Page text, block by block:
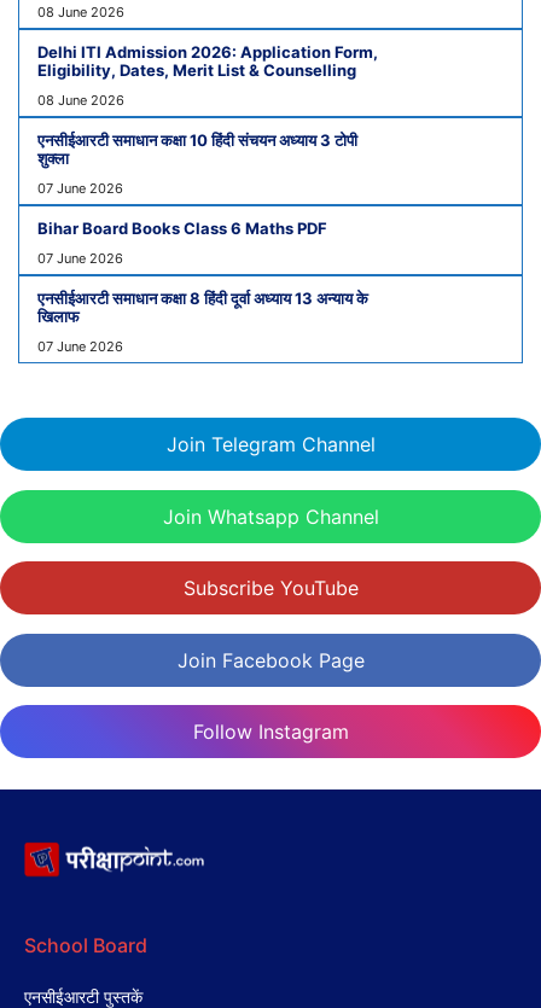
08 June 2026
Delhi ITI Admission 2026: Application Form,
Eligibility, Dates, Merit List & Counselling
08 June 2026
एनसीईआरटी समाधान कक्षा 10 हिंदी संचयन अध्याय 3 टोपी
शुक्ला
07 June 2026
Bihar Board Books Class 6 Maths PDF
07 June 2026
एनसीईआरटी समाधान कक्षा 8 हिंदी दूर्वा अध्याय 13 अन्याय के
खिलाफ
07 June 2026
Join Telegram Channel
Join Whatsapp Channel
Subscribe YouTube
Join Facebook Page
Follow Instagram
School Board
एनसीईआरटी पुस्तकें